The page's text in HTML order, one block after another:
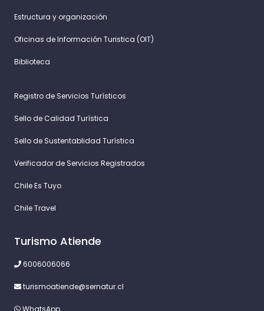
Estructura y organización
Oficinas de Información Turistica (OIT)
Biblioteca
Registro de Servicios Turísticos
Sello de Calidad Turística
Sello de Sustentablidad Turística
Verificador de Servicios Registrados
Chile Es Tuyo
Chile Travel
Turismo Atiende
6006006066
turismoatiende@sernatur.cl
WhatsApp